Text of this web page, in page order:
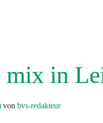
mix in
von bvs-redakteur